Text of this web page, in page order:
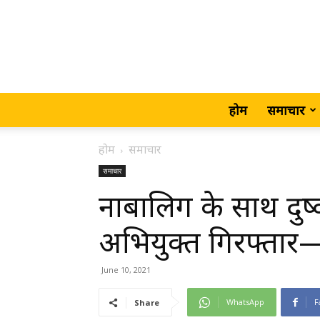
होम समाचार
होम समाचार
समाचार
नाबालिग के साथ
अभियुक्त
June 10, 2021
Share WhatsApp